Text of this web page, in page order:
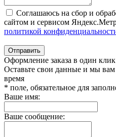
Соглашаюсь на сбор и
сайтом и сервисом
политикой
Отправить
Оформление заказа в один клик
Оставьте свои данные и мы
время
* поле, обязательное для
Ваше имя:
Ваше сообщение: